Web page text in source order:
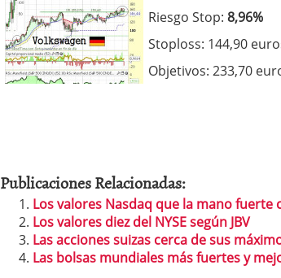
Riesgo Stop: 8,96%
Stoploss: 144,90
Objetivos: 233,70
Publicaciones Relacionadas:
Los valores Nasdaq que la mano fuerte
Los valores diez del NYSE según JBV
Las acciones suizas cerca de sus
Las bolsas mundiales más fuertes y